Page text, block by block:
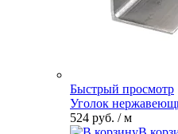
Быстрый просмотр
Уголок
524 руб. / м